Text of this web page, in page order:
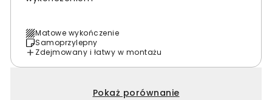
Matowe wykończenie
Samoprzylepny
Zdejmowany i łatwy w montażu
Pokaż porównanie